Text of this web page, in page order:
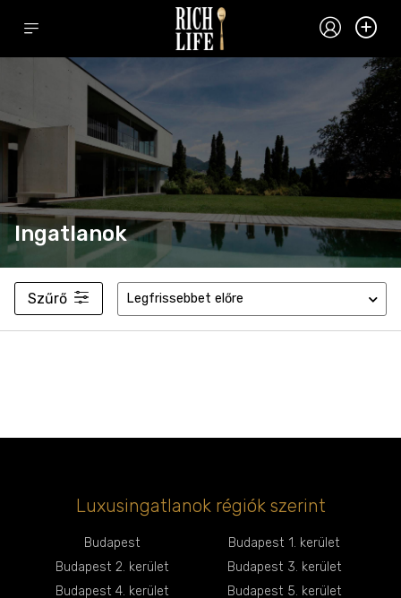
Ingatlanok
Szűrő
Luxusingatlanok régiók szerint
Budapest
Budapest 1. kerület
Budapest 2. kerület
Budapest 3. kerület
Budapest 4. kerület
Budapest 5. kerület